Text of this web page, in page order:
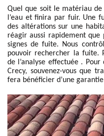
Quel que soit le matériau
l’eau et finira par fuir. Une
des altérations sur une
réagir aussi rapidement que
signes de fuite. Nous
pouvoir rechercher la fuite.
de l’analyse effectuée .
Crecy, souvenez-vous que
fera bénéficier d’une